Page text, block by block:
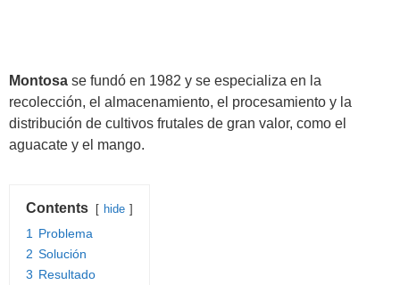
Montosa se fundó en 1982 y se especializa en la
recolección, el almacenamiento, el procesamiento y la
distribución de cultivos frutales de gran valor, como el
aguacate y el mango.
Contents hide
1
Problema
2 Solución
3 Resultado